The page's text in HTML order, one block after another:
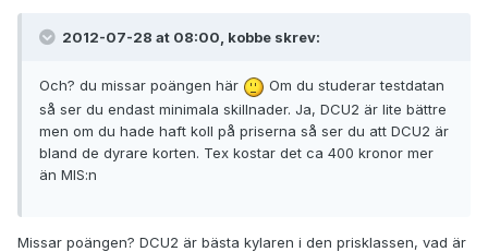
2012-07-28 at 08:00, kobbe skrev:
Och? du missar poängen här
Om du studerar testdatan
så ser du endast minimala skillnader. Ja, DCU2 är lite bättre
men om du hade haft koll på priserna så ser du att DCU2 är
bland de dyrare korten. Tex kostar det ca 400 kronor mer
än MIS:n
Missar poängen? DCU2 är bästa kylaren i den prisklassen, vad är